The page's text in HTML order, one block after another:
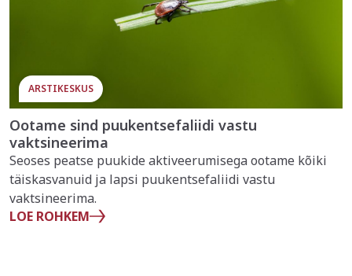
ARSTIKESKUS
Ootame sind puukentsefaliidi vastu
vaktsineerima
Seoses peatse puukide aktiveerumisega ootame kõiki
täiskasvanuid ja lapsi puukentsefaliidi vastu
vaktsineerima.
LOE ROHKEM